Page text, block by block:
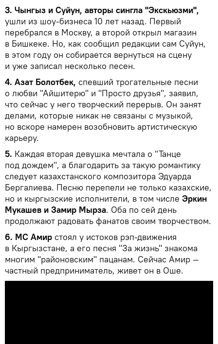
3. Чынгыз и Суйун, авторы сингла "Экскьюзми",
ушли из шоу-бизнеса 10 лет назад. Первый
перебрался в Москву, а второй открыл магазин
в Бишкеке. Но, как сообщил редакции сам Суйун,
в этом году он собирается вернуться на сцену
и уже записал несколько песен.
4. Азат Болотбек, спевший трогательные песни
о любви "Айшитерю" и "Просто друзья", заявил,
что сейчас у него творческий перерыв. Он занят
делами, которые никак не связаны с музыкой,
но вскоре намерен возобновить артистическую
карьеру.
5. Каждая вторая девушка мечтала о "Танце
под дождем", а благодарить за такую романтику
следует казахстанского композитора Эдуарда
Бергалиева. Песню перепели не только казахские,
но и кыргызские исполнители, в том числе Эркин
Мукашев и Замир Мырза. Оба по сей день
продолжают радовать фанатов своим творчеством.
6. МС Амир стоял у истоков рэп-движения
в Кыргызстане, а его песня "За жизнь" знакома
многим "районовским" пацанам. Сейчас Амир —
частный предприниматель, живет он в Оше.